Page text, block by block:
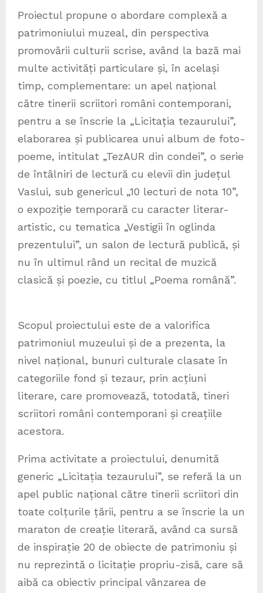
Proiectul propune o abordare complexă a
patrimoniului muzeal, din perspectiva
promovării culturii scrise, având la bază mai
multe activități particulare și, în același
timp, complementare: un apel național
către tinerii scriitori români contemporani,
pentru a se înscrie la „Licitația tezaurului”,
elaborarea și publicarea unui album de foto-
poeme, intitulat „TezAUR din condei”, o serie
de întâlniri de lectură cu elevii din județul
Vaslui, sub genericul „10 lecturi de nota 10”,
o expoziție temporară cu caracter literar-
artistic, cu tematica „Vestigii în oglinda
prezentului”, un salon de lectură publică, și
nu în ultimul rând un recital de muzică
clasică și poezie, cu titlul „Poema română”.
Scopul proiectului este de a valorifica
patrimoniul muzeului și de a prezenta, la
nivel național, bunuri culturale clasate în
categoriile fond și tezaur, prin acțiuni
literare, care promovează, totodată, tineri
scriitori români contemporani și creațiile
acestora.
Prima activitate a proiectului, denumită
generic „Licitația tezaurului”, se referă la un
apel public național către tinerii scriitori din
toate colțurile țării, pentru a se înscrie la un
maraton de creație literară, având ca sursă
de inspirație 20 de obiecte de patrimoniu și
nu reprezintă o licitație propriu-zisă, care să
aibă ca obiectiv principal vânzarea de